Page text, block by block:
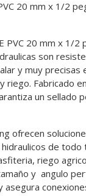
20 mm x 1/2
PVC 20 mm x 1/2
son
y muy precisas
riego. Fabricado
un sellado
ofrecen
de todo
riego
y angulo
asegura